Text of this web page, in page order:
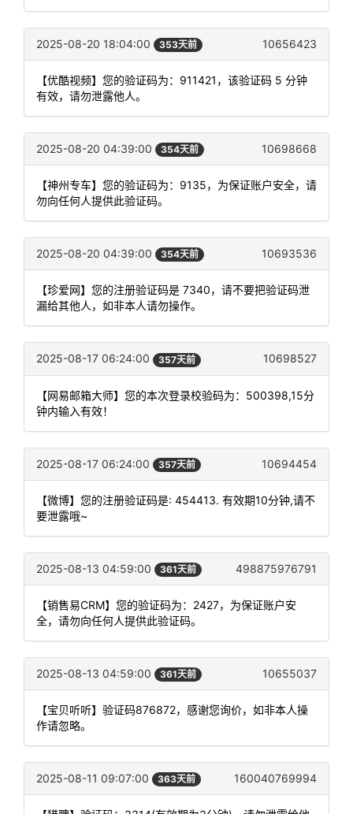
2025-08-20 18:04:00 353天前 10656423
【优酷视频】您的验证码为：911421，该验证码 5 分钟
有效，请勿泄露他人。
2025-08-20 04:39:00 354天前 10698668
【神州专车】您的验证码为：9135，为保证账户安全，请
勿向任何人提供此验证码。
2025-08-20 04:39:00 354天前 10693536
【珍爱网】您的注册验证码是 7340，请不要把验证码泄
漏给其他人，如非本人请勿操作。
2025-08-17 06:24:00 357天前 10698527
【网易邮箱大师】您的本次登录校验码为：500398,15分
钟内输入有效！
2025-08-17 06:24:00 357天前 10694454
【微博】您的注册验证码是: 454413. 有效期10分钟,请不
要泄露哦~
2025-08-13 04:59:00 361天前 498875976791
【销售易CRM】您的验证码为：2427，为保证账户安
全，请勿向任何人提供此验证码。
2025-08-13 04:59:00 361天前 10655037
【宝贝听听】验证码876872，感谢您询价，如非本人操
作请忽略。
2025-08-11 09:07:00 363天前 160040769994